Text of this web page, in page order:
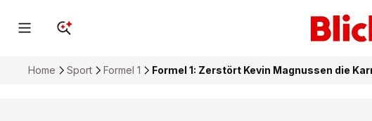
Home Sport Formel 1 Formel 1: Zerstört Kevin Magnussen die